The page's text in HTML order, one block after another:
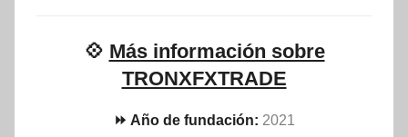
💠 Más información sobre
TRONXFXTRADE
⏩ Año de fundación: 2021